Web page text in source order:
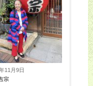
11月9日
宗